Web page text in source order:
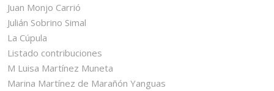
Juan Monjo Carrió
Julián Sobrino Simal
La Cúpula
Listado contribuciones
M Luisa Martínez Muneta
Marina Martínez de Marañón Yanguas